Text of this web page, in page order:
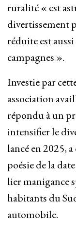
ruralité « est
divertissement
réduite est
campagnes ».
Investie par
association
répondu à un
intensifier le
lancé en 2025,
poésie de la
lier manigance
habitants du
automobile.